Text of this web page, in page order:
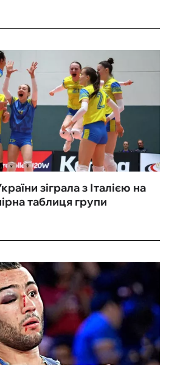
зіграла з Італією на
таблиця групи